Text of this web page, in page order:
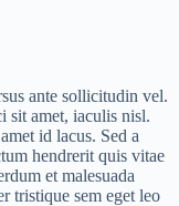
ante sollicitudin vel.
sit amet, iaculis nisl.
id lacus. Sed a
hendrerit quis vitae
et malesuada
tristique sem eget leo